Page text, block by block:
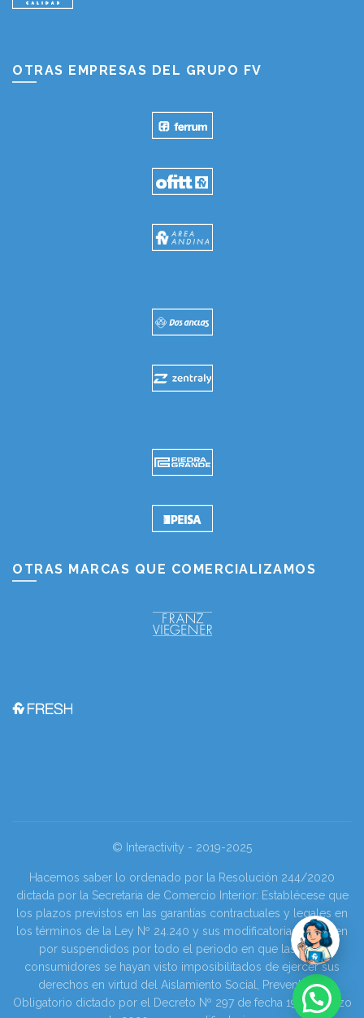
OTRAS EMPRESAS DEL GRUPO FV
OTRAS MARCAS QUE COMERCIALIZAMOS
© Interactivity - 2019-2025
Hacemos saber lo ordenado por la Resolución 244/2020
dictada por la Secretaria de Comercio Interior: Establécese que
los plazos previstos en las garantías contractuales y legales en
los términos de la Ley Nº 24.240 y sus modificatorias se tienen
por suspendidos por todo el periodo en que las y los
consumidores se hayan visto imposibilitados de ejercer sus
derechos en virtud del Aislamiento Social, Preventivo y
Obligatorio dictado por el Decreto Nº 297 de fecha 19 de marzo